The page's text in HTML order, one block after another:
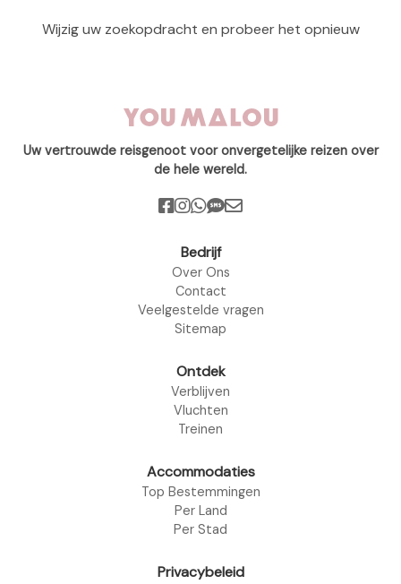
Wijzig uw zoekopdracht en probeer het opnieuw
Uw vertrouwde reisgenoot voor onvergetelijke reizen over
de hele wereld.
Bedrijf
Over Ons
Contact
Veelgestelde vragen
Sitemap
Ontdek
Verblijven
Vluchten
Treinen
Accommodaties
Top Bestemmingen
Per Land
Per Stad
Privacybeleid